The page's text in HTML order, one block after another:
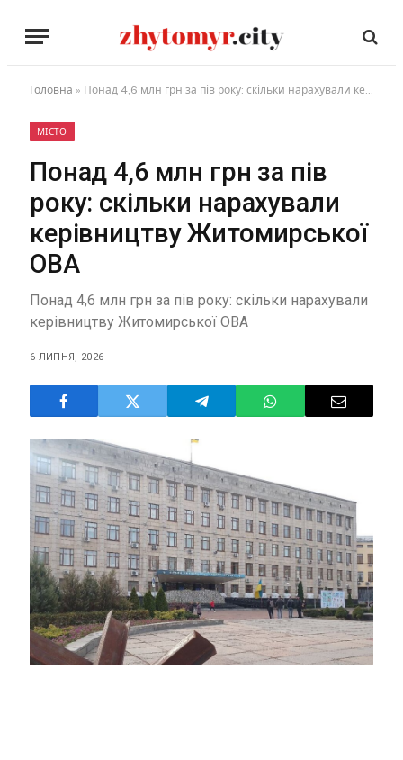
Головна » Понад 4,6 млн грн за пів року: скільки нарахували керівництву Житомирської ОВА
МІСТО
Понад 4,6 млн грн за пів
року: скільки нарахували
керівництву Житомирської
ОВА
Понад 4,6 млн грн за пів року: скільки нарахували
керівництву Житомирської ОВА
6 ЛИПНЯ, 2026